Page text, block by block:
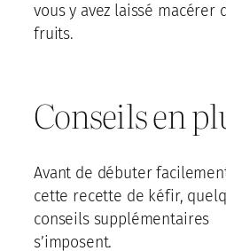
vous y avez laissé macérer
fruits.
Conseils en
Avant de débuter
cette recette de kéfir,
conseils supplémentaires
s’imposent.